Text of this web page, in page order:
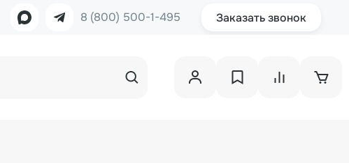
8 (800) 500-1-495 Заказать звонок